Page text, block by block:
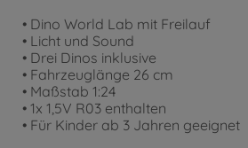
• Dino World Lab mit Freilauf
• Licht und Sound
• Drei Dinos inklusive
• Fahrzeuglänge 26 cm
• Maßstab 1:24
• 1x 1,5V R03 enthalten
• Für Kinder ab 3 Jahren geeignet